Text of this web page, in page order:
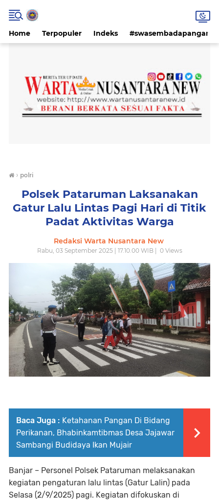
Home Terpopuler Indeks #swasembadapangan
› polri
Polsek Pataruman Laksanakan
Gatur Lalu Lintas Pagi Hari di Titik
Padat Aktivitas Warga
Redaksi Warta Nusantara New
Rabu, 03 September 2025 | 17.10.00 WIB | 0Views
Baca Juga : Ketahanan Pangan Di Bidang
Perikanan, Bhabinkamtibmas Desa Jajawar
Sambangi Budidaya Ikan Mujair
Banjar – Personel Polsek Pataruman melaksanakan
kegiatan pengaturan lalu lintas (Gatur Lalin) pada
Selasa (2/9/2025) pagi. Kegiatan difokuskan di